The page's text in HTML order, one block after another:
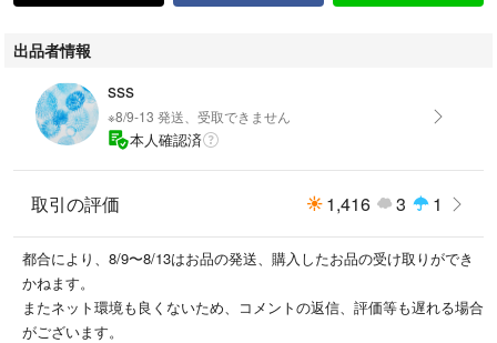
出品者情報
sss
※8/9-13 発送、受取できません
本人確認済
取引の評価 1,416 3 1
都合により、8/9〜8/13はお品の発送、購入したお品の受け取りができ
かねます。
またネット環境も良くないため、コメントの返信、評価等も遅れる場合
がございます。